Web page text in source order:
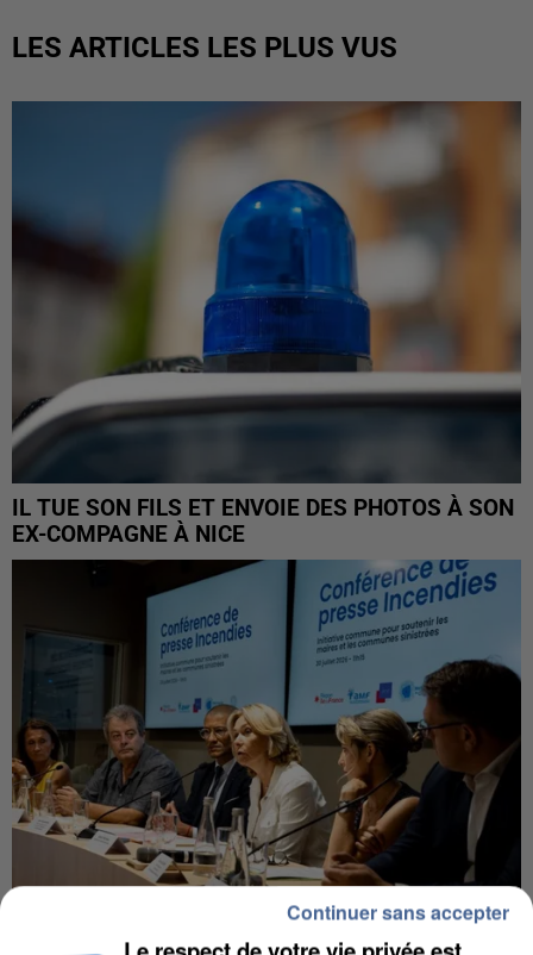
LES ARTICLES LES PLUS VUS
IL TUE SON FILS ET ENVOIE DES PHOTOS À SON
EX-COMPAGNE À NICE
Continuer sans accepter